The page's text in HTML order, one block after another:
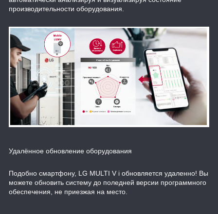
производительности оборудования.
Удалённое обновление оборудования
Подобно смартфону, LG MULTI V i обновляется удаленно! Вы
можете обновить систему до поледней версии программного
обеспечения, не приезжая на место.